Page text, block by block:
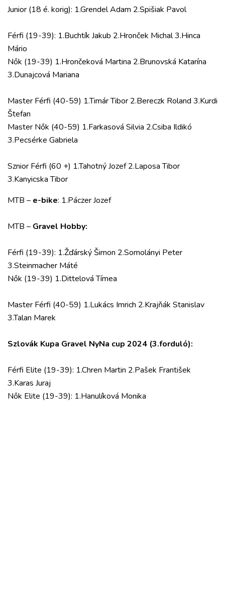
Junior (18 é. korig): 1.Grendel Adam 2.Spišiak Pavol
Férfi (19-39): 1.Buchtík Jakub 2.Hronček Michal 3.Hinca
Mário
Nők (19-39) 1.Hrončeková Martina 2.Brunovská Katarína
3.Dunajcová Mariana
Master Férfi (40-59) 1.Timár Tibor 2.Bereczk Roland 3.Kurdi
Štefan
Master Nők (40-59) 1.Farkasová Silvia 2.Csiba Ildikó
3.Pecsérke Gabriela
Sznior Férfi (60 +) 1.Tahotný Jozef 2.Laposa Tibor
3.Kanyicska Tibor
MTB – e-bike: 1.Páczer Jozef
MTB – Gravel Hobby:
Férfi (19-39): 1.Žďárský Šimon 2.Somolányi Peter
3.Steinmacher Máté
Nők (19-39) 1.Dittelová Tímea
Master Férfi (40-59) 1.Lukács Imrich 2.Krajňák Stanislav
3.Talan Marek
Szlovák Kupa Gravel NyNa cup 2024 (3.forduló):
Férfi Elite (19-39): 1.Chren Martin 2.Pašek František
3.Karas Juraj
Nők Elite (19-39): 1.Hanulíková Monika